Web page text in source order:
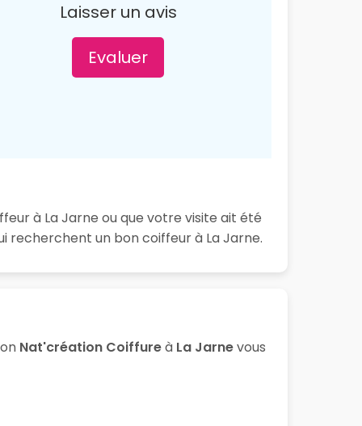
Laisser un avis
Evaluer
à La Jarne ou que votre visite ait été
recherchent un bon coiffeur à La Jarne.
Nat'création Coiffureà La Jarnevous